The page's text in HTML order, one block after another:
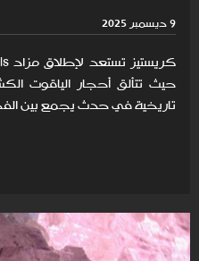
9 ديسمبر 2025
حيث تتألق أحجار الياقوت
تاريخية في حدث يجمع بين